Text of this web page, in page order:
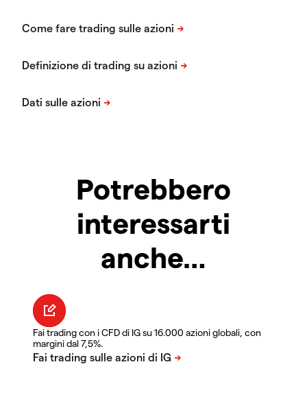
Potrebbero
interessarti
anche…
Fai trading con i CFD di IG su 16.000 azioni globali, con
margini dal 7,5%.